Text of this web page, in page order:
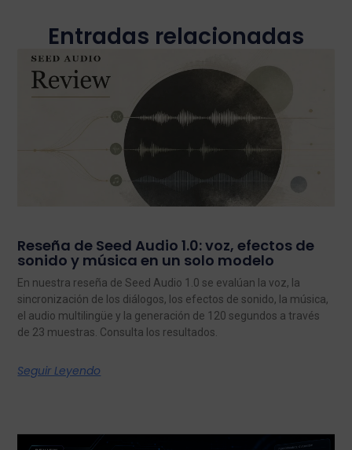
Entradas relacionadas
Reseña de Seed Audio 1.0: voz, efectos de
sonido y música en un solo modelo
En nuestra reseña de Seed Audio 1.0 se evalúan la voz, la
sincronización de los diálogos, los efectos de sonido, la música,
el audio multilingüe y la generación de 120 segundos a través
de 23 muestras. Consulta los resultados.
Seguir Leyendo